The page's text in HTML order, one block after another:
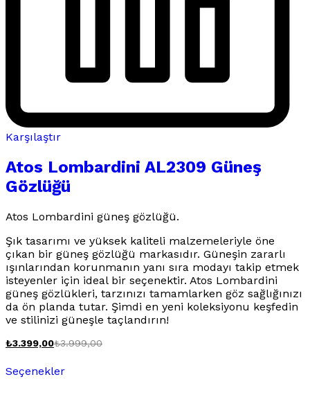
Karşılaştır
Atos Lombardini AL2309 Güneş
Gözlüğü
Atos Lombardini güneş gözlüğü.
Şık tasarımı ve yüksek kaliteli malzemeleriyle öne
çıkan bir güneş gözlüğü markasıdır. Güneşin zararlı
ışınlarından korunmanın yanı sıra modayı takip etmek
isteyenler için ideal bir seçenektir. Atos Lombardini
güneş gözlükleri, tarzınızı tamamlarken göz sağlığınızı
da ön planda tutar. Şimdi en yeni koleksiyonu keşfedin
ve stilinizi güneşle taçlandırın!
₺3.399,00₺3.999,00
Seçeneklerürünün